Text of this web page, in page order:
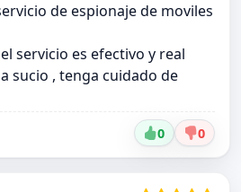
de espionaje de moviles
servicio es efectivo y real
sucio , tenga cuidado de
0 0